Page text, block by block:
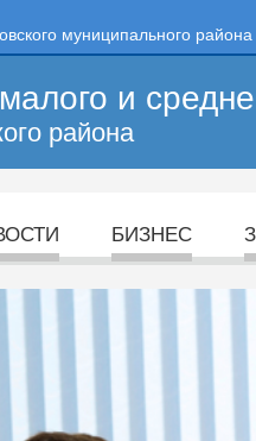
муниципального района
и
района
БИЗНЕС